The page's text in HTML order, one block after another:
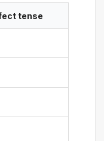
tense